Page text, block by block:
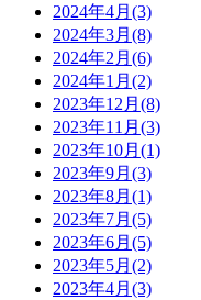
2024年4月(3)
2024年3月(8)
2024年2月(6)
2024年1月(2)
2023年12月(8)
2023年11月(3)
2023年10月(1)
2023年9月(3)
2023年8月(1)
2023年7月(5)
2023年6月(5)
2023年5月(2)
2023年4月(3)